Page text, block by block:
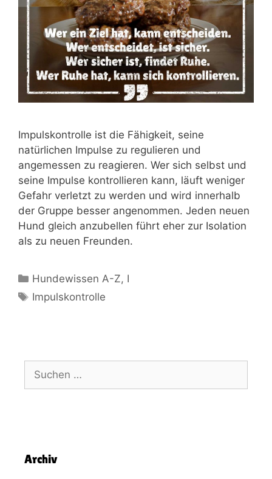
Impulskontrolle ist die Fähigkeit, seine
natürlichen Impulse zu regulieren und
angemessen zu reagieren. Wer sich selbst und
seine Impulse kontrollieren kann, läuft weniger
Gefahr verletzt zu werden und wird innerhalb
der Gruppe besser angenommen. Jeden neuen
Hund gleich anzubellen führt eher zur Isolation
als zu neuen Freunden.
Hundewissen A-Z, I
Impulskontrolle
Archiv